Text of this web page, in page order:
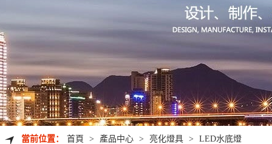
當前位置： 首頁 > 產品中心 > 亮化燈具 > LED水底燈